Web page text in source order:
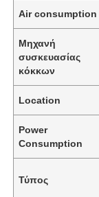
Air consumption
Μηχανή
συσκευασίας
κόκκων
Location
Power
Consumption
Τύπος